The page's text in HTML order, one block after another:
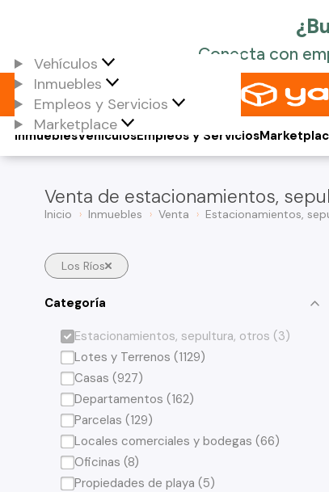
Vehículos
Inmuebles
Empleos y Servicios
Marketplace
Vehículos
Inmuebles Empleos y Servicios
Venta de estacionamientos,
Inicio Inmuebles Venta Estacionamientos,
Los Ríos
Categoría
Estacionamientos, sepultura, otros (3)
Lotes y Terrenos (1129)
Casas (927)
Departamentos (162)
Parcelas (129)
Locales comerciales y bodegas (66)
Oficinas (8)
Propiedades de playa (5)